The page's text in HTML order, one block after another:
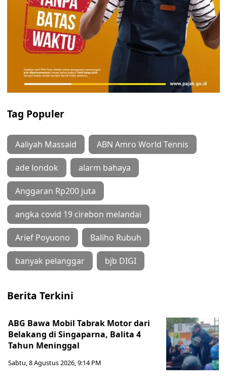
Tag Populer
Aaliyah Massaid ABN Amro World Tennis
ade londok alarm bahaya
Anggaran Rp200 juta
angka covid 19 cirebon melandai
Arief Poyuono Baliho Rubuh
banyak pelanggar bjb DIGI
Berita Terkini
ABG Bawa Mobil Tabrak Motor dari
Belakang di Singaparna, Balita 4
Tahun Meninggal
Sabtu, 8 Agustus 2026, 9:14 PM